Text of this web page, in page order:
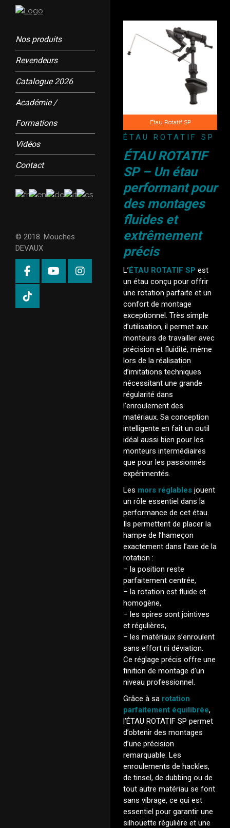
Nos produits
Revendeurs
Catalogue 2026
Académie /
Formations
Vidéos
Contact
© 2018. Mouches
DEVAUX
Étau Rotatif SP
ÉTAU ROTATIF SP
ÉTAU ROTATIF
SP – Un étau
performant pour
des montages
fluides et
extrêmement
précis
L’ÉTAU ROTATIF SP est
un étau conçu pour offrir
une rotation parfaite et un
confort de montage
exceptionnel. Très simple
d’utilisation, il permet aux
monteurs de travailler avec
précision et fluidité, même
lors de la réalisation
d’imitations techniques
nécessitant une grande
régularité dans
l’enroulement des
matériaux. Sa conception
intelligente en fait un outil
idéal aussi bien pour les
monteurs intermédiaires
que pour les passionnés
expérimentés.
Les mors réglables jouent
un rôle essentiel dans la
performance de cet étau.
Ils permettent de placer la
hampe de l’hameçon
exactement dans l’axe de la
rotation :
– la position reste
parfaitement centrée,
– la rotation est fluide et
homogène,
– les spires sont jointives
et régulières,
– les matériaux s’enroulent
sans effort ni déviation.
Ce réglage précis offre une
finition de montage d’un
niveau professionnel.
Grâce à sa rotation
parfaitement équilibrée,
l’ÉTAU ROTATIF SP permet
d’obtenir des montages
d’une précision
remarquable. Les
enroulements de hackles,
de tinsel, de dubbing ou de
tout autre matériau se font
sans vibrage, ce qui est
essentiel pour garantir une
silhouette régulière et une